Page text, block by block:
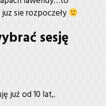
sie rozpoczeły
sesję
już od 10 lat,.